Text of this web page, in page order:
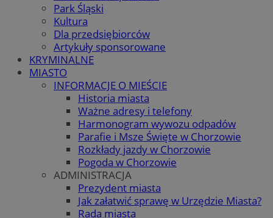
Park Śląski
Kultura
Dla przedsiębiorców
Artykuły sponsorowane
KRYMINALNE
MIASTO
INFORMACJE O MIEŚCIE
Historia miasta
Ważne adresy i telefony
Harmonogram wywozu odpadów
Parafie i Msze Święte w Chorzowie
Rozkłady jazdy w Chorzowie
Pogoda w Chorzowie
ADMINISTRACJA
Prezydent miasta
Jak załatwić sprawę w Urzędzie Miasta?
Rada miasta